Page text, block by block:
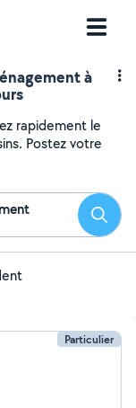
à
rapidement le
Postez votre
Particulier